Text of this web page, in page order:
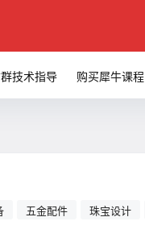
技术指导 购买犀牛课程
五金配件 珠宝设计